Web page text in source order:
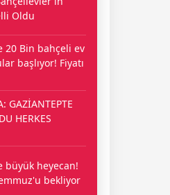
Oldu
20 Bin bahçeli ev
başlıyor! Fiyatı
GAZİANTEPTE
HERKES
büyük heyecan!
bekliyor